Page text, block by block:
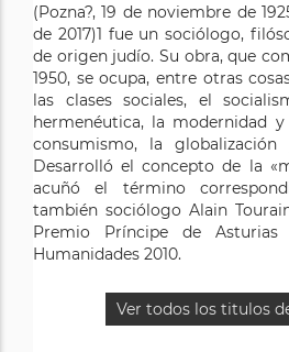
(Pozna?, 19 de noviembre de
de 2017)1 fue un sociólogo,
de origen judío. Su obra, que
1950, se ocupa, entre otras
las clases sociales, el
hermenéutica, la modernidad
consumismo, la
Desarrolló el concepto de la
acuñó el término
también sociólogo Alain
Premio Príncipe de
Humanidades 2010.
Ver todos los titulos